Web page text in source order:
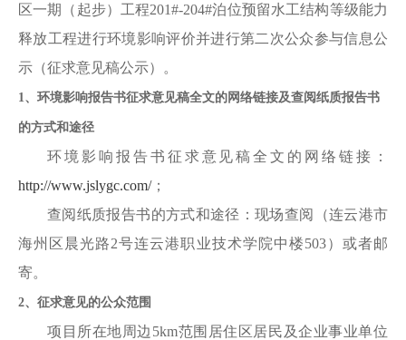
区一期（起步）工程201#-204#泊位预留水工结构等级能力
释放工程进行环境影响评价并进行第二 次公众参与信息公
示 （征求意见稿公示） 。
1 、 环境影响报告书征求意见稿全文的网络链接及查阅纸质报告书
的方式和途径
环境影响报告书征求意见稿全文的网络链接：
http://www.jslygc.com/；
查阅纸质报告书的方式和途径：现场查阅（连云港市
海州区晨光路2号连云港职业技术学院中楼503）或者邮
寄。
2、 征求意见的公众范围
项目 所在地周边 5km范围居住区居民及企业事业单位